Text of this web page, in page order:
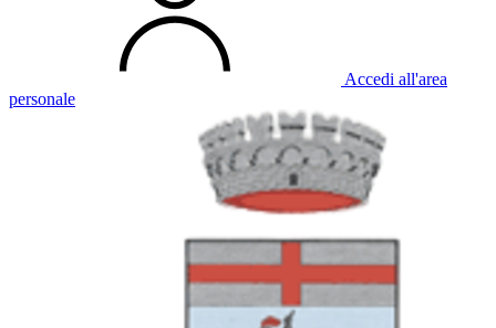
Accedi all'area
personale